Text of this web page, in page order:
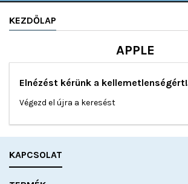
KEZDŐLAP
APPLE
Elnézést kérünk a kellemetlenségért!
Végezd el újra a keresést
KAPCSOLAT